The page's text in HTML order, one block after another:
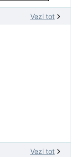
Vezi tot
Vezi tot